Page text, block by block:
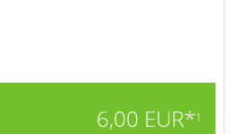
6,00 EUR*1